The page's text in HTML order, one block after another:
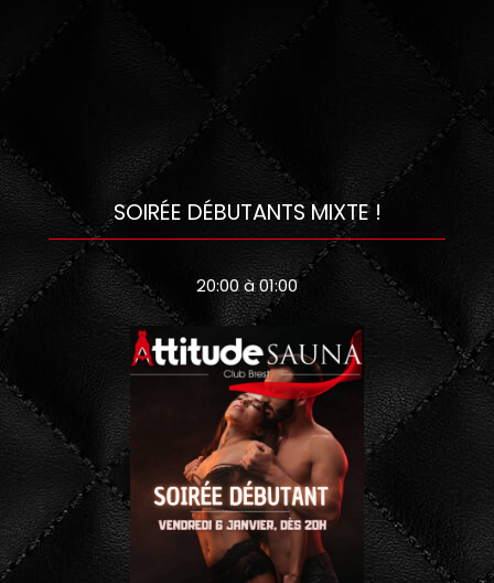
SOIRÉE DÉBUTANTS MIXTE !
20:00 à 01:00